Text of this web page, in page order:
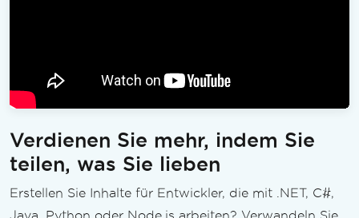
Verdienen Sie mehr, indem Sie
teilen, was Sie lieben
Erstellen Sie Inhalte für Entwickler, die mit .NET, C#,
Java, Python oder Node.js arbeiten? Verwandeln Sie